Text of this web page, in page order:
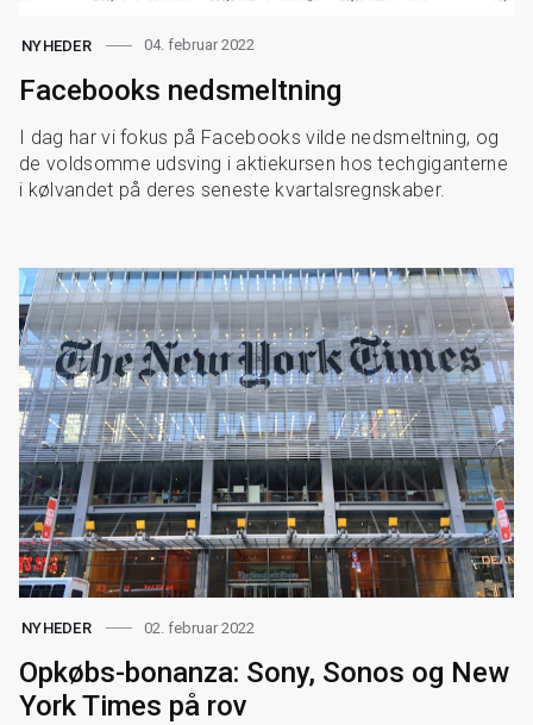
NYHEDER 04. februar 2022
Facebooks nedsmeltning
I dag har vi fokus på Facebooks vilde nedsmeltning, og
de voldsomme udsving i aktiekursen hos techgiganterne
i kølvandet på deres seneste kvartalsregnskaber.
NYHEDER 02. februar 2022
Opkøbs-bonanza: Sony, Sonos og New
York Times på rov